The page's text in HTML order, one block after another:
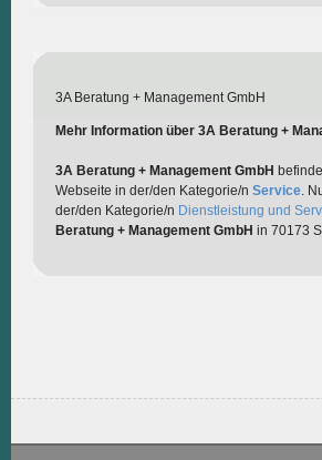
3A Beratung + Management GmbH
Mehr Information über 3A Beratung +
3A Beratung + Management GmbH
Webseite in der/den Kategorie/n Service.
der/den Kategorie/n Dienstleistung und
Beratung + Management GmbH in 70173